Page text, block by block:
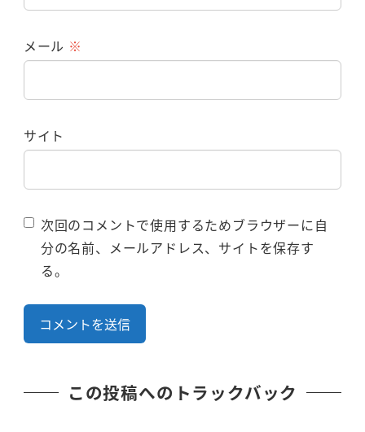
メール ※
サイト
次回のコメントで使用するためブラウザーに自
分の名前、メールアドレス、サイトを保存す
る。
この投稿へのトラックバック